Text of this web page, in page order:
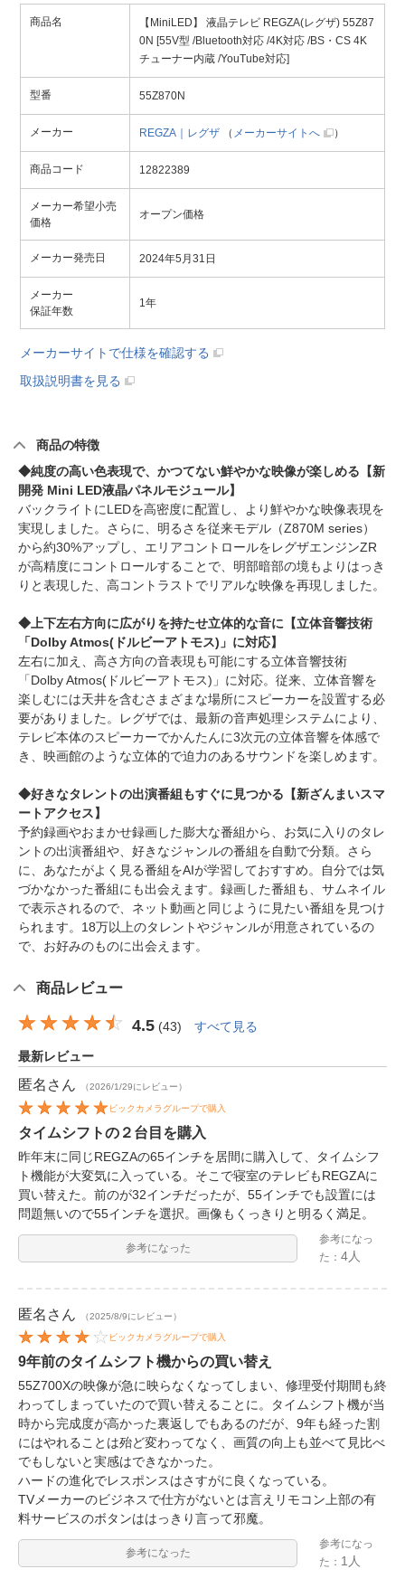
商品名
【MiniLED】 液晶テレビ REGZA(レグザ) 55Z87
0N [55V型 /Bluetooth対応 /4K対応 /BS・CS 4K
チューナー内蔵 /YouTube対応]
型番 55Z870N
メーカー REGZA｜レグザ （ メーカーサイトへ ）
商品コード 12822389
メーカー希望小売
価格
オープン価格
メーカー発売日 2024年5月31日
メーカー
保証年数
1年
メーカーサイトで仕様を確認する
取扱説明書を見る
商品の特徴
◆純度の高い色表現で、かつてない鮮やかな映像が楽しめる【新
開発 Mini LED液晶パネルモジュール】
バックライトにLEDを高密度に配置し、より鮮やかな映像表現を
実現しました。さらに、明るさを従来モデル（Z870M series）
から約30%アップし、エリアコントロールをレグザエンジンZR
が高精度にコントロールすることで、明部暗部の境もよりはっき
りと表現した、高コントラストでリアルな映像を再現しました。
◆上下左右方向に広がりを持たせ立体的な音に【立体音響技術
「Dolby Atmos(ドルビーアトモス)」に対応】
左右に加え、高さ方向の音表現も可能にする立体音響技術
「Dolby Atmos(ドルビーアトモス)」に対応。従来、立体音響を
楽しむには天井を含むさまざまな場所にスピーカーを設置する必
要がありました。レグザでは、最新の音声処理システムにより、
テレビ本体のスピーカーでかんたんに3次元の立体音響を体感で
き、映画館のような立体的で迫力のあるサウンドを楽しめます。
◆好きなタレントの出演番組もすぐに見つかる【新ざんまいスマ
ートアクセス】
予約録画やおまかせ録画した膨大な番組から、お気に入りのタレ
ントの出演番組や、好きなジャンルの番組を自動で分類。さら
に、あなたがよく見る番組をAIが学習しておすすめ。自分では気
づかなかった番組にも出会えます。録画した番組も、サムネイル
で表示されるので、ネット動画と同じように見たい番組を見つけ
られます。18万以上のタレントやジャンルが用意されているの
で、お好みのものに出会えます。
商品レビュー
4.5 (43) すべて見る
最新レビュー
匿名 さん （2026/1/29にレビュー）
ビックカメラグループで購入
タイムシフトの２台目を購入
昨年末に同じREGZAの65インチを居間に購入して、タイムシフ
ト機能が大変気に入っている。そこで寝室のテレビもREGZAに
買い替えた。前のが32インチだったが、55インチでも設置には
問題無いので55インチを選択。画像もくっきりと明るく満足。
参考になった
参考になっ
た：4人
匿名 さん （2025/8/9にレビュー）
ビックカメラグループで購入
9年前のタイムシフト機からの買い替え
55Z700Xの映像が急に映らなくなってしまい、修理受付期間も終
わってしまっていたので買い替えることに。タイムシフト機が当
時から完成度が高かった裏返しでもあるのだが、9年も経った割
にはやれることは殆ど変わってなく、画質の向上も並べて見比べ
でもしないと実感はできなかった。
ハードの進化でレスポンスはさすがに良くなっている。
TVメーカーのビジネスで仕方がないとは言えリモコン上部の有
料サービスのボタンははっきり言って邪魔。
参考になった
参考になっ
た： 1人